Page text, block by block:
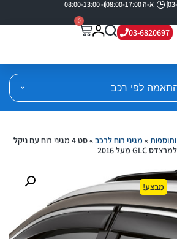
א-ה 08:00-17:00 ו- 08:00-13:00
03-6820697
0
לפי רכב
» מגיני רוח לרכב»
סט 4 מגיני רוח עם ניקל
למרצדס GLC מעל 2016
מבצע!